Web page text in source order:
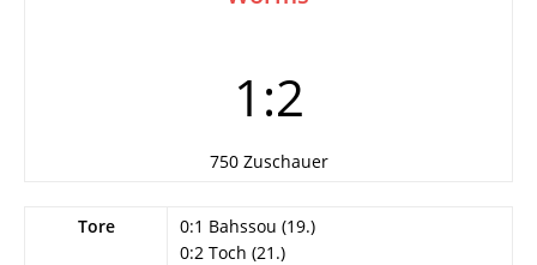
1:2
750 Zuschauer
Tore
0:1 Bahssou (19.)
0:2 Toch (21.)